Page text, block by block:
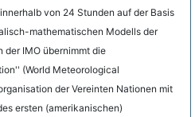
von 24 Stunden auf der Basis
mathematischen Modells der
der IMO übernimmt die
(World Meteorological
der Vereinten Nationen mit
ersten (amerikanischen)